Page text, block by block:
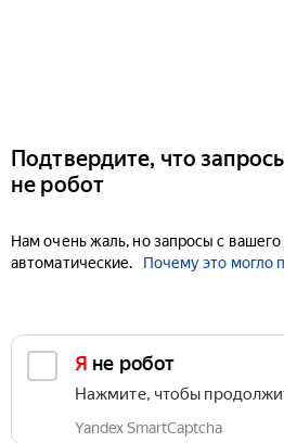
Подтвердите, что
не робот
Нам очень жаль, но запросы с
автоматические.
Почему это могло
Я не робот
Нажмите, чтобы
Yandex SmartCaptcha